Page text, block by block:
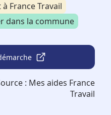
France Travail
dans la commune
: Mes aides France
Travail